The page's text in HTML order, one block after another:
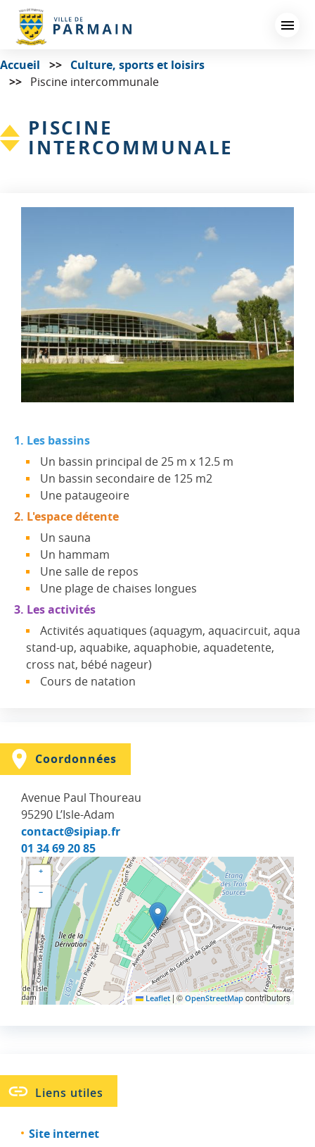
principal
Accueil
Culture, sports et loisirs
Piscine intercommunale
PISCINE
INTERCOMMUNALE
1. Les bassins
Un bassin principal de 25 m x 12.5 m
Un bassin secondaire de 125 m2
Une pataugeoire
2. L'espace détente
Un sauna
Un hammam
Une salle de repos
Une plage de chaises longues
3. Les activités
Activités aquatiques (aquagym, aquacircuit, aqua
stand-up, aquabike, aquaphobie, aquadetente,
cross nat, bébé nageur)
Cours de natation
Coordonnées
Avenue Paul Thoureau
95290 L’Isle-Adam
contact@sipiap.fr
01 34 69 20 85
+
−
Leaflet | © OpenStreetMap contributors
Liens utiles
Site internet